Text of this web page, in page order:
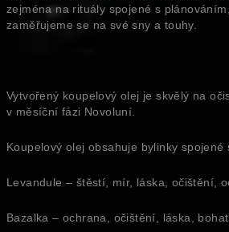
zejména na rituály spojené s
zaměřujeme se na své sny a touhy.
Vytvořený koupelový olej je skvělý na
v měsíční fázi Novoluní.
Koupelový olej obsahuje bylinky spojené
Levandule – štěstí, mír, láska, očištění,
Bazalka – ochrana, očištění, láska,